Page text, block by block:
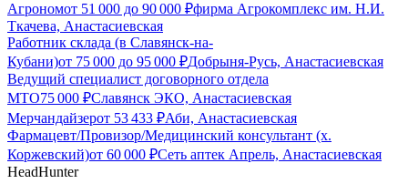
Агрономот 51 000 до 90 000 ₽фирма Агрокомплекс им. Н.И.
Ткачева, Анастасиевская
Работник склада (в Славянск-на-
Кубани)от 75 000 до 95 000 ₽Добрыня-Русь, Анастасиевская
Ведущий специалист договорного отдела
МТО75 000 ₽Славянск ЭКО, Анастасиевская
Мерчандайзерот 53 433 ₽Аби, Анастасиевская
Фармацевт/Провизор/Медицинский консультант (х.
Коржевский)от 60 000 ₽Сеть аптек Апрель, Анастасиевская
HeadHunter